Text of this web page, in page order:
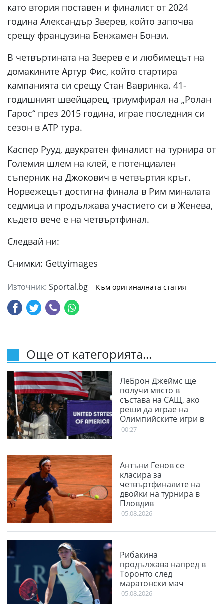
като втория поставен и финалист от 2024
година Александър Зверев, който започва
срещу французина Бенжамен Бонзи.
В четвъртината на Зверев е и любимецът на
домакините Артур Фис, който стартира
кампанията си срещу Стан Вавринка. 41-
годишният швейцарец, триумфирал на „Ролан
Гарос“ през 2015 година, играе последния си
сезон в ATP тура.
Каспер Рууд, двукратен финалист на турнира от
Големия шлем на клей, е потенциален
съперник на Джокович в четвъртия кръг.
Норвежецът достигна финала в Рим миналата
седмица и продължава участието си в Женева,
където вече е на четвъртфинал.
Следвай ни:
Снимки: Gettyimages
Източник: Sportal.bg Към оригиналната статия
Още от категорията...
ЛеБрон Джеймс ще
получи място в
състава на САЩ, ако
реши да играе на
Олимпийските игри в
Лос Анджелис
00:27
Антъни Генов се
класира за
четвъртфиналите на
двойки на турнира в
Пловдив
05.08.2026
Рибакина
продължава напред в
Торонто след
маратонски мач
05.08.2026